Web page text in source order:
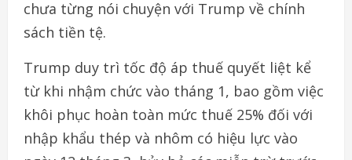
chưa từng nói chuyện với Trump về chính
sách tiền tệ.
Trump duy trì tốc độ áp thuế quyết liệt kể
từ khi nhậm chức vào tháng 1, bao gồm việc
khôi phục hoàn toàn mức thuế 25% đối với
nhập khẩu thép và nhôm có hiệu lực vào